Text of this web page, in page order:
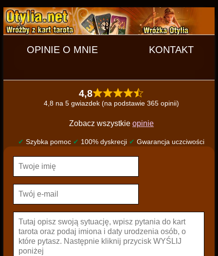
OPINIE O MNIE KONTAKT
4,8
4,8 na 5 gwiazdek (na podstawie 365 opinii)
Zobacz wszystkie opinie
✔ Szybka pomoc ✔ 100% dyskrecji ✔ Gwarancja uczciwości